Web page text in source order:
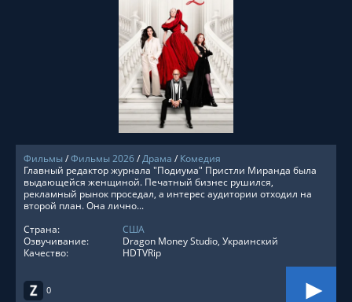
СМОТРЕТЬ ОНЛАЙН
Фильмы/Фильмы 2026/Драма / Комедия
0
Главный редактор журнала "Подиума" Пристли Миранда была
выдающейся женщиной. Печатный бизнес рушился,
рекламный рынок проседал, а интерес аудитории отходил на
второй план. Она лично...
Страна:
США
Озвучивание:
Dragon Money Studio, Украинский
Качество:
HDTVRip